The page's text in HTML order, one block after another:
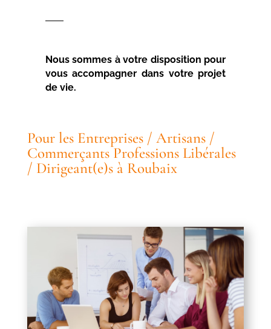
Nous sommes à votre disposition pour
vous accompagner dans votre projet
de vie.
Pour les Entreprises / Artisans /
Commerçants Professions Libérales
/ Dirigeant(e)s à Roubaix